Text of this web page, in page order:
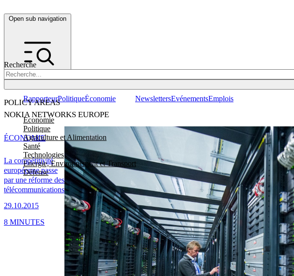
Open sub navigation
Recherche
POLICY AREAS
Economie
Politique
Agriculture et Alimentation
Santé
Technologies
Energie, Environnement et Transport
Défense
RapporteurPolitiqueÉconomie NewslettersEvénementsEmplois
NOKIA NETWORKS EUROPE
La compétitivité
européenne passe
par une réforme des
télécommunications
29.10.2015
ÉCONOMIE
8 MINUTES